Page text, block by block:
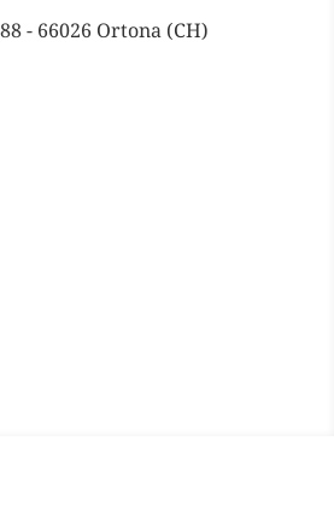
- 66026 Ortona (CH)